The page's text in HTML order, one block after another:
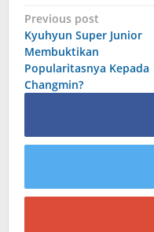
Post
navigation
Previous post
Kyuhyun Super Junior
Membuktikan
Popularitasnya Kepada
Changmin?